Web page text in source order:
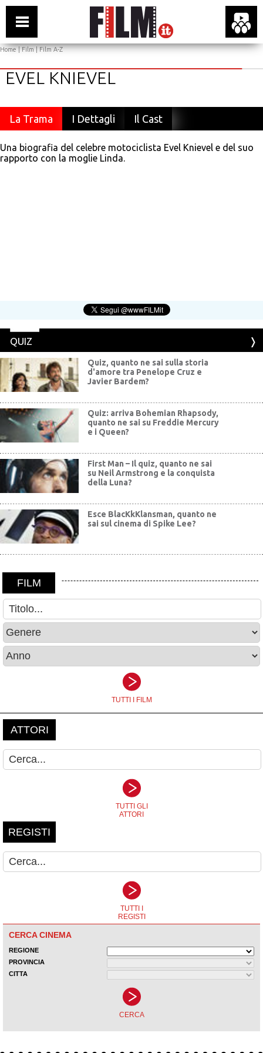
Home|Film|Film A-Z
EVEL KNIEVEL
La Trama I Dettagli Il Cast
Una biografia del celebre motociclista Evel Knievel e del suo
rapporto con la moglie Linda.
QUIZ
Quiz, quanto ne sai sulla storia
d'amore tra Penelope Cruz e
Javier Bardem?
Quiz: arriva Bohemian Rhapsody,
quanto ne sai su Freddie Mercury
e i Queen?
First Man – Il quiz, quanto ne sai
su Neil Armstrong e la conquista
della Luna?
Esce BlacKkKlansman, quanto ne
sai sul cinema di Spike Lee?